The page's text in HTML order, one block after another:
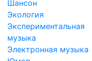
Шансон
Экология
Экспериментальная
музыка
Электронная музыка